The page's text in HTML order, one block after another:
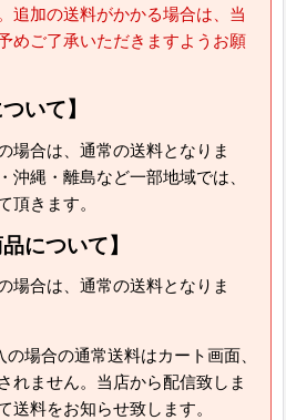
追加の送料がかかる場合は、当
めご了承いただきますようお願
いて】
場合は、通常の送料となりま
沖縄・離島など一部地域では、
頂きます。
について】
場合は、通常の送料となりま
場合の通常送料はカート画面、
れません。当店から配信致しま
送料をお知らせ致します。